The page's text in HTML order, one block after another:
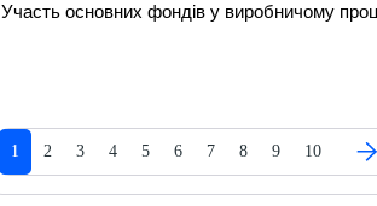
Участь основних фондів у виробничому
1 2 3 4 5 6 7 8 9 10